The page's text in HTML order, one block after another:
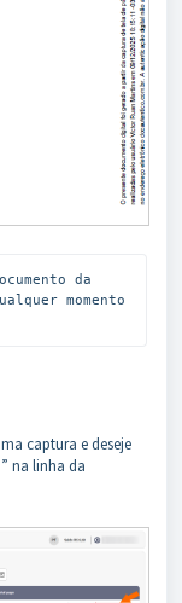
da
momento
captura e deseje
na linha da